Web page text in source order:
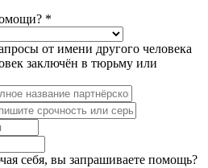
*
от имени другого человека
заключён в тюрьму или
себя, вы запрашиваете помощь?